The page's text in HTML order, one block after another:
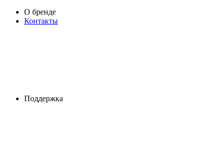
О бренде
Контакты
Поддержка